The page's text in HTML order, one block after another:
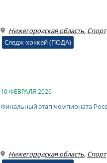
Нижегородская область, Спорт
Следж-хоккей (ПОДА)
10 ФЕВРАЛЯ 2026
Финальный этап чемпионата
Нижегородская область, Спорт